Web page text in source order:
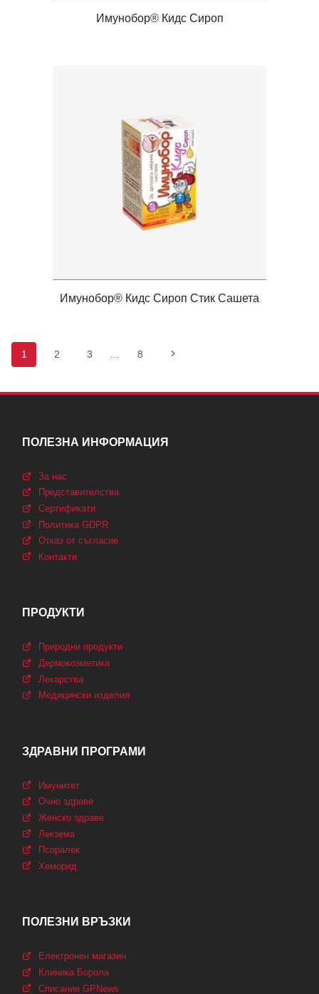
Имунобор® Кидс Сироп
Имунобор® Кидс Сироп Стик Сашета
Навигация
на
страницата
1 2 3 8
Следваща
ПОЛЕЗНА ИНФОРМАЦИЯ
За нас
Представителства
Сертификати
Политика GDPR
Отказ от съгласие
Контакти
ПРОДУКТИ
Природни продукти
Дермокозметика
Лекарства
Медицински изделия
ЗДРАВНИ ПРОГРАМИ
Имунитет
Очно здраве
Женско здраве
Лекзема
Псоралек
Хеморид
ПОЛЕЗНИ ВРЪЗКИ
Електронен магазин
Клиника Борола
Списание GPNews